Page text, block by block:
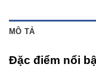
MÔ TẢ
Đặc điểm nổi